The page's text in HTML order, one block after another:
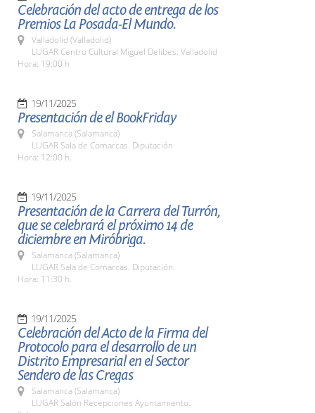
Celebración del acto de entrega de los
Premios La Posada-El Mundo.
Valladolid (Valladolid)
LUGAR Centro Cultural Miguel Delibes. Valladolid
Hora: 19:00 h
19/11/2025
Presentación de el BookFriday
Salamanca (Salamanca)
LUGAR Sala de Comarcas. Diputación
Hora: 12:00 h.
19/11/2025
Presentación de la Carrera del Turrón,
que se celebrará el próximo 14 de
diciembre en Miróbriga.
Salamanca (Salamanca)
LUGAR Sala de Comarcas. Diputación.
Hora: 11:30 h.
19/11/2025
Celebración del Acto de la Firma del
Protocolo para el desarrollo de un
Distrito Empresarial en el Sector
Sendero de las Cregas
Salamanca (Salamanca)
LUGAR Salón Recepciones Ayuntamiento.